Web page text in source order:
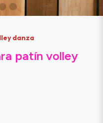
danza
patín volley